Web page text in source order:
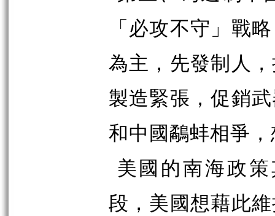
「必攻不守」戰
為主，先發制人
製造緊張，促銷
和中國鷸蚌相爭
美國的南海政
段，美國想藉此